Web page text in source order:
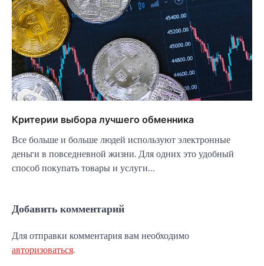
Критерии выбора лучшего обменника
Все больше и больше людей используют электронные
деньги в повседневной жизни. Для одних это удобный
способ покупать товары и услуги…
Добавить комментарий
Для отправки комментария вам необходимо
авторизоваться.